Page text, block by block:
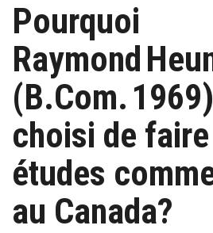
Pourquoi
Raymond
(B.Com.
choisi de
études
au Canada?